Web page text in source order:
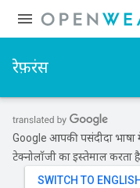
रेफ़रंस
Google आपकी पसंदीदा
टेक्नोलॉजी का इस्तेमाल करता